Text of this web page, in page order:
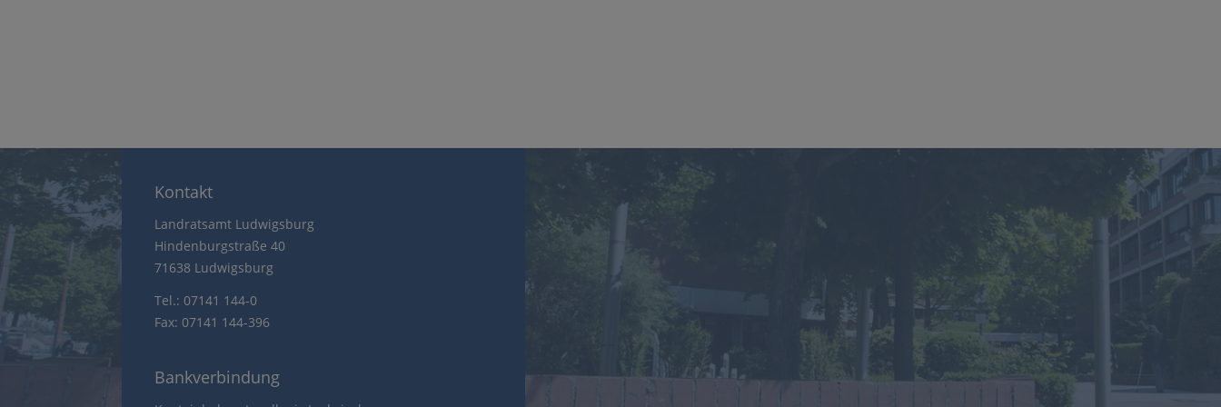
Kontakt
Landratsamt Ludwigsburg
Hindenburgstraße 40
71638 Ludwigsburg
Tel.: 07141 144-0
Fax: 07141 144-396
Bankverbindung